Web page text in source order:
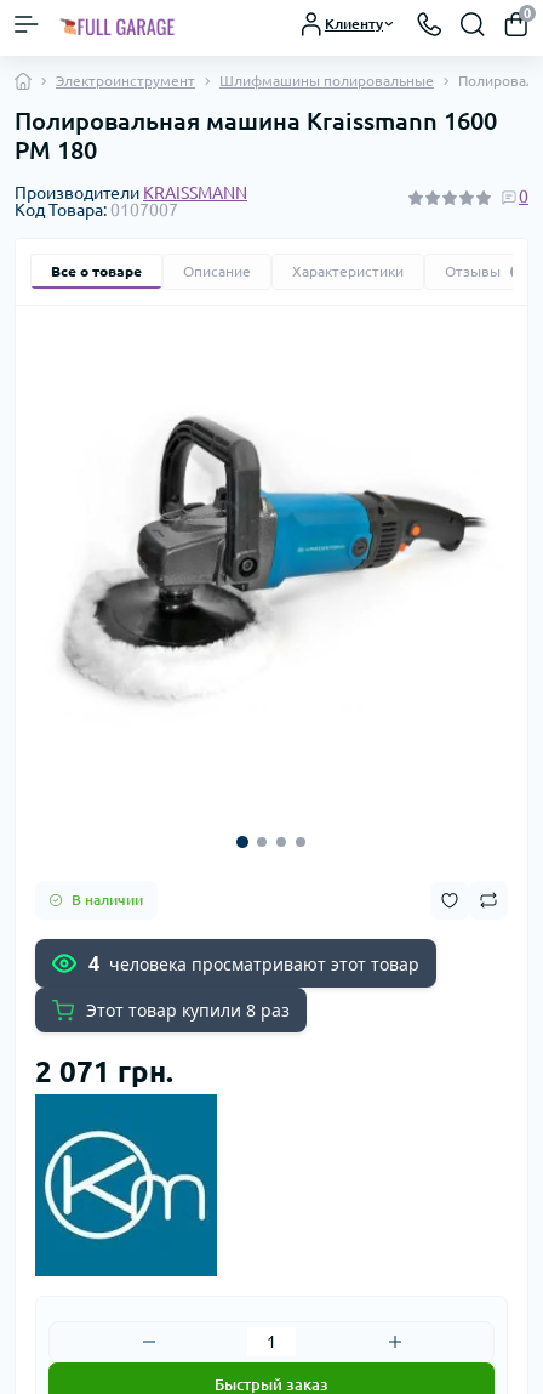
Клиенту
0
Электроинструмент Шлифмашины полировальные
Полировальная машина Kraissmann 1600
PM 180
Производители KRAISSMANN
Код Товара:0107007
0
Все о товаре Описание Характеристики Отзывы
В наличии
4 человека просматривают этот товар
Этот товар купили 8 раз
2 071 грн.
Быстрый заказ